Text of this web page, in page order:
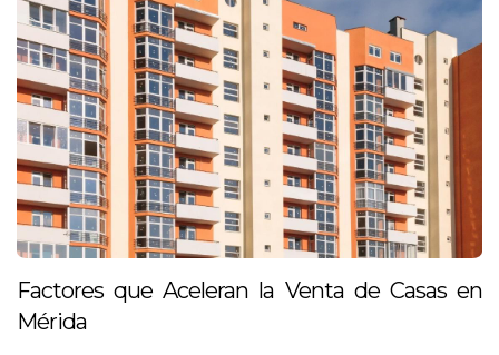
Factores que Aceleran la Venta de Casas en
Mérida